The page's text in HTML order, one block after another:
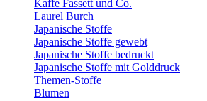
Kaffe Fassett und Co.
Laurel Burch
Japanische Stoffe
Japanische Stoffe gewebt
Japanische Stoffe bedruckt
Japanische Stoffe mit Golddruck
Themen-Stoffe
Blumen